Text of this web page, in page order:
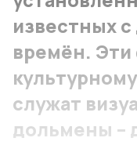
известных
времён.
служат
дольмены –